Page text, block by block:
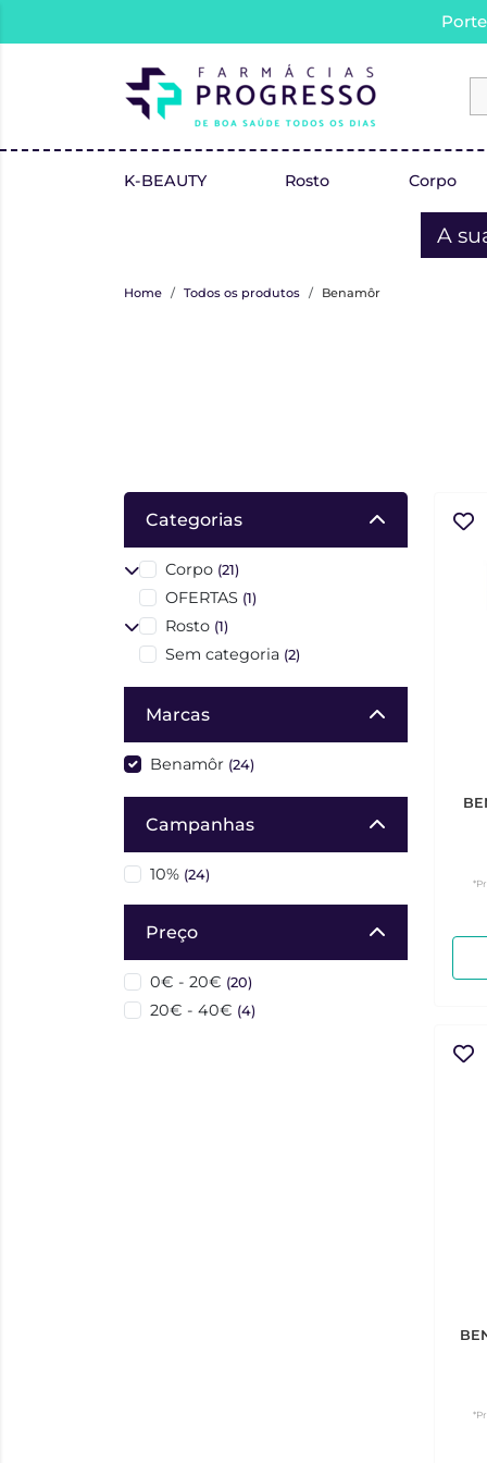
K-BEAUTY Rosto Corpo
A
Home Todos os produtos Benamôr
Categorias
Corpo (21)
OFERTAS (1)
Rosto (1)
Sem categoria (2)
Marcas
Benamôr (24)
Campanhas
10% (24)
Preço
0€ - 20€ (20)
20€ - 40€ (4)